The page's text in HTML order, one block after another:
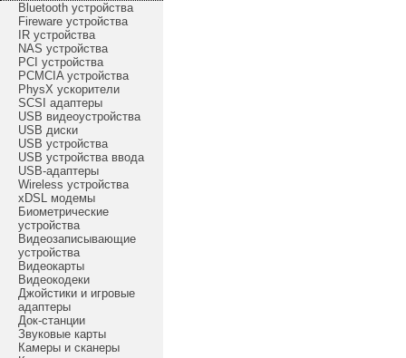
Bluetooth устройства
Fireware устройства
IR устройства
NAS устройства
PCI устройства
PCMCIA устройства
PhysX ускорители
SCSI адаптеры
USB видеоустройства
USB диски
USB устройства
USB устройства ввода
USB-адаптеры
Wireless устройства
xDSL модемы
Биометрические
устройства
Видеозаписывающие
устройства
Видеокарты
Видеокодеки
Джойстики и игровые
адаптеры
Док-станции
Звуковые карты
Камеры и сканеры